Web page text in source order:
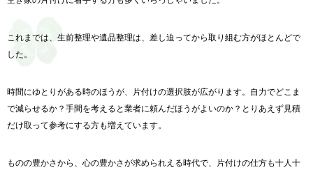
これまでは、生前整理や遺品整理は、差し迫ってから取り組む方がほとんどで
した。
時間にゆとりがある時のほうが、片付けの選択肢が広がります。自力でどこま
で減らせるか？手間を考えると業者に頼んだほうがよいのか？とりあえず見積
だけ取って参考にする方も増えています。
ものの豊かさから、心の豊かさが求められえる時代で、片付けの仕方も十人十